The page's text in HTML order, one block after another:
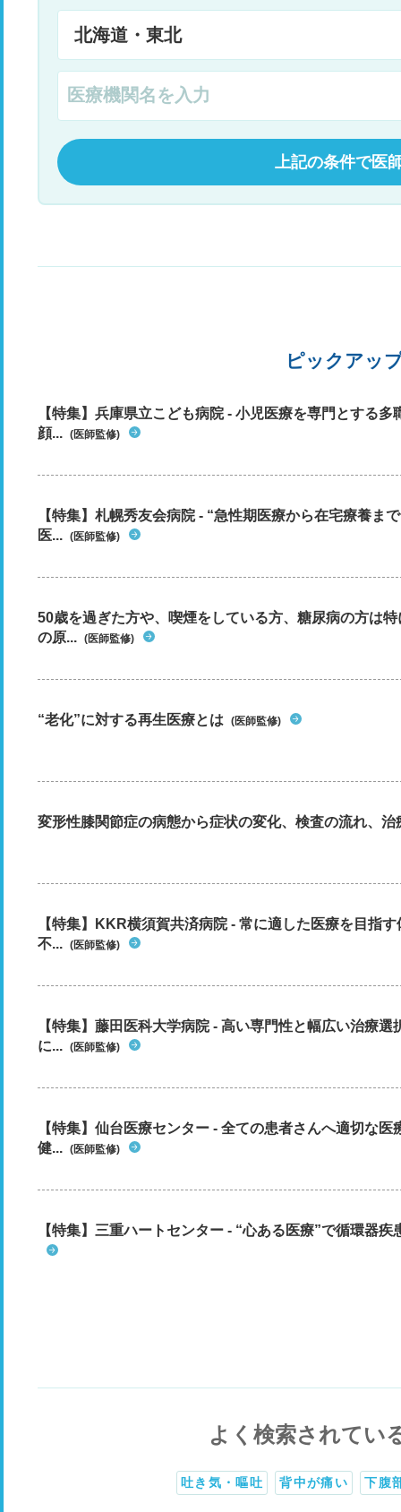
上記の条件で医
ピックアッ
【特集】兵庫県立こども病院 - 小児医療を専門とする
顔... (医師監修)
【特集】札幌秀友会病院 - “急性期医療から在宅療養ま
医... (医師監修)
50歳を過ぎた方や、喫煙をしている方、糖尿病の方は
の原... (医師監修)
“老化”に対する再生医療とは (医師監修)
変形性膝関節症の病態から症状の変化、検査の流れ、治
【特集】KKR横須賀共済病院 - 常に適した医療を目指
不... (医師監修)
【特集】藤田医科大学病院 - 高い専門性と幅広い治療
に... (医師監修)
【特集】仙台医療センター - 全ての患者さんへ適切な
健... (医師監修)
【特集】三重ハートセンター - “心ある医療”で循環器疾
よく検索されてい
吐き気・嘔吐 背中が痛い 下腹